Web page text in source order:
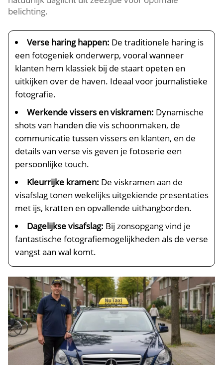
belichting.​
Verse haring happen: De traditionele haring is
een fotogeniek onderwerp, vooral wanneer
klanten hem klassiek bij de staart opeten en
uitkijken over de haven.​ Ideaal voor journalistieke
fotografie.​
Werkende vissers en viskramen: Dynamische
shots van handen die vis schoonmaken, de
communicatie tussen vissers en klanten, en de
details van verse vis geven je fotoserie een
persoonlijke touch.​
Kleurrijke kramen: De viskramen aan de
visafslag tonen wekelijks uitgekiende presentaties
met ijs, kratten en opvallende uithangborden.​
Dagelijkse visafslag: Bij zonsopgang vind je
fantastische fotografiemogelijkheden als de verse
vangst aan wal komt.​